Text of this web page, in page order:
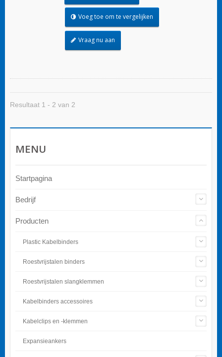
Voeg toe om te vergelijken
Vraag nu aan
Resultaat 1 - 2 van 2
MENU
Startpagina
Bedrijf
Producten
Plastic Kabelbinders
Roestvrijstalen binders
Roestvrijstalen slangklemmen
Kabelbinders accessoires
Kabelclips en -klemmen
Expansieankers